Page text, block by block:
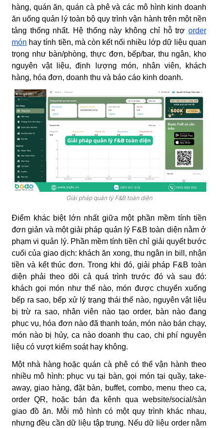
hàng, quán ăn, quán cà phê và các mô hình kinh doanh
ăn uống quản lý toàn bộ quy trình vận hành trên một nền
tảng thống nhất. Hệ thống này không chỉ hỗ trợ order
món hay tính tiền, mà còn kết nối nhiều lớp dữ liệu quan
trọng như bàn/phòng, thực đơn, bếp/bar, thu ngân, kho
nguyên vật liệu, định lượng món, nhân viên, khách
hàng, hóa đơn, doanh thu và báo cáo kinh doanh.
Giải pháp quản lý F&B toàn diện
Điểm khác biệt lớn nhất giữa một phần mềm tính tiền
đơn giản và một giải pháp quản lý F&B toàn diện nằm ở
phạm vi quản lý. Phần mềm tính tiền chỉ giải quyết bước
cuối của giao dịch: khách ăn xong, thu ngân in bill, nhận
tiền và kết thúc đơn. Trong khi đó, giải pháp F&B toàn
diện phải theo dõi cả quá trình trước đó và sau đó:
khách gọi món như thế nào, món được chuyển xuống
bếp ra sao, bếp xử lý trạng thái thế nào, nguyên vật liệu
bị trừ ra sao, nhân viên nào tạo order, bàn nào đang
phục vụ, hóa đơn nào đã thanh toán, món nào bán chạy,
món nào bị hủy, ca nào doanh thu cao, chi phí nguyên
liệu có vượt kiểm soát hay không.
Một nhà hàng hoặc quán cà phê có thể vận hành theo
nhiều mô hình: phục vụ tại bàn, gọi món tại quầy, take-
away, giao hàng, đặt bàn, buffet, combo, menu theo ca,
order QR, hoặc bán đa kênh qua website/social/sàn
giao đồ ăn. Mỗi mô hình có một quy trình khác nhau,
nhưng đều cần dữ liệu tập trung. Nếu dữ liệu order nằm